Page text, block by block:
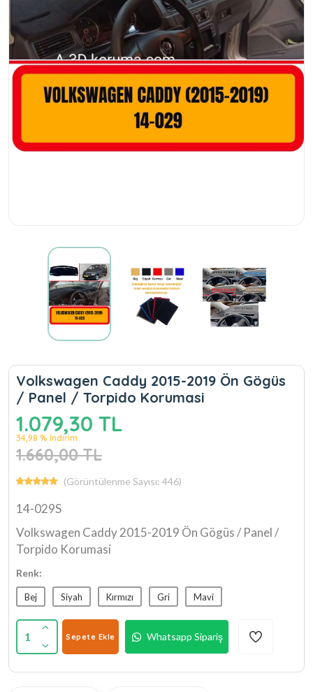
Volkswagen Caddy 2015-2019 Ön Gögüs
/ Panel / Torpido Korumasi
1.079,30 TL
34,98 % İndirim
1.660,00 TL
(Görüntülenme Sayısı: 446)
14-029S
Volkswagen Caddy 2015-2019 Ön Gögüs / Panel /
Torpido Korumasi
Renk:
Bej Siyah Kırmızı Gri Mavi
1 Sepete Ekle Whatsapp Sipariş